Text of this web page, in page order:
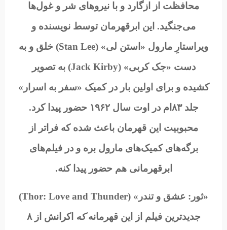
محافظت از ازگارد و با نیروهای شر و غول‌ها
می‌جنگید. این ابرقهرمان توسط نویسنده و
ویراستارِ مارول «استن لی» (Stan Lee) خلق و به
دست «جک کربی» (Jack Kirby) به تصویر
کشیده و برای اولین بار در کمیک «سفر به اسرار»
جلد ۸۳ام در اوت سال ۱۹۶۲ حضور پیدا کرد.
محبوبیت این قهرمان باعث شده که فراتر از
برگه‌های کمیک‌های مارول بره و در فیلم‌های
ابرقهرمانی هم حضور پیدا کنه.
«ثور: عشق و تندر» (Thor: Love and Thunder
)
جدیدترین فیلم از این قهرمانهکه
اکرانش از ۸